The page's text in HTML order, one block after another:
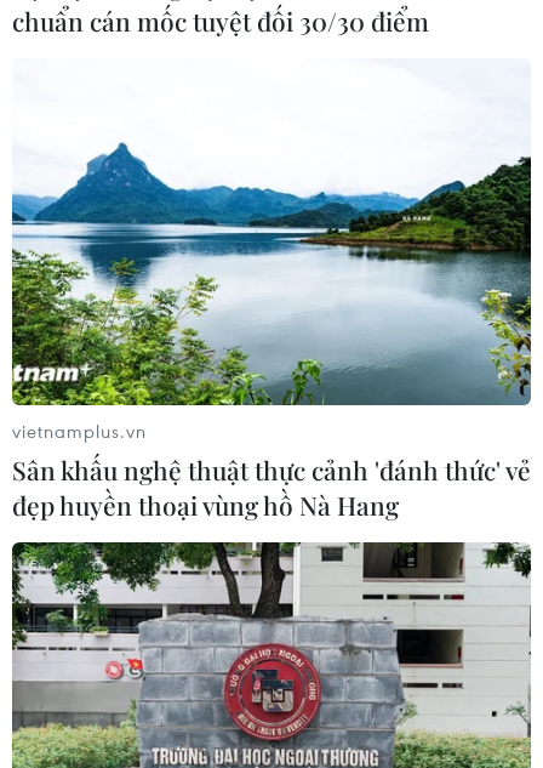
SEA Games 32: Hứa hẹn đêm bế mạc ấn
tượng và đáng nhớ tại Campuchia
13/05/2023 14:59
Thủ tướng Chính phủ Hoàng gia Campuchia Samdech
Techo Hun Sen chủ trì sự kiện bế mạc SEA Games 32
với sự tham dự của nhiều quan khách quốc tế tại sân
vận động Morodok Techo ở Phnom Penh vào tối 17/5.
chuẩn cán mốc tuyệt đối 30/30 điểm
vietnamplus.vn
Sân khấu nghệ thuật thực cảnh 'đánh thức' vẻ
đẹp huyền thoại vùng hồ Nà Hang